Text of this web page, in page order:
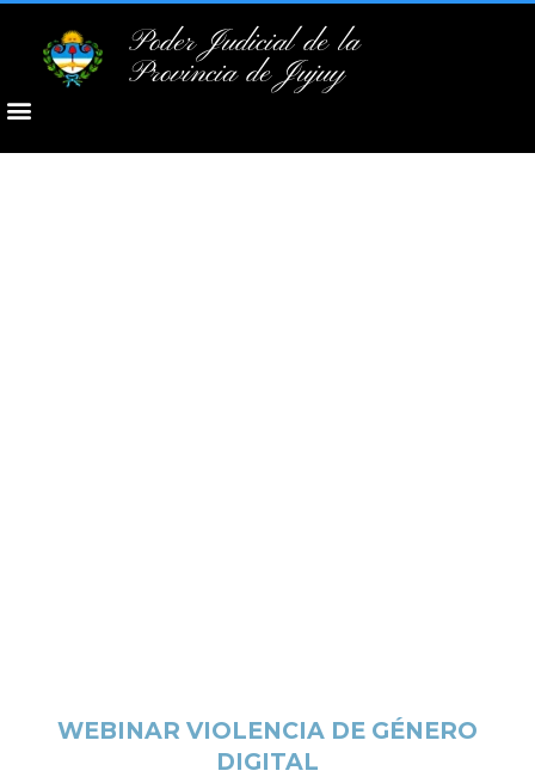
Poder Judicial de la
Provincia de Jujuy
WEBINAR VIOLENCIA DE GÉNERO
DIGITAL